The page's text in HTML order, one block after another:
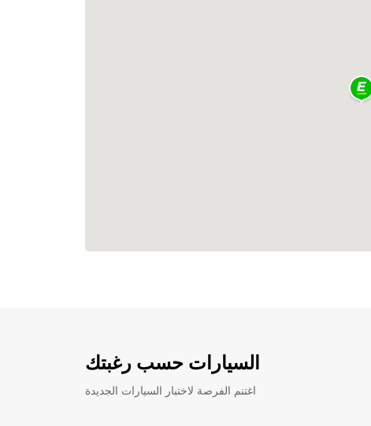
السيارات حسب رغبتك
اغتنم الفرصة لاختبار السيارات الجديدة